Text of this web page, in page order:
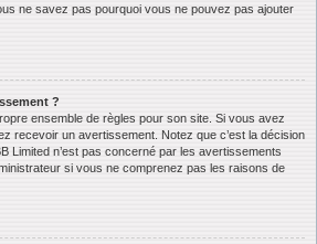
ne savez pas pourquoi vous ne pouvez pas ajouter
?
ensemble de règles pour son site. Si vous avez
recevoir un avertissement. Notez que c’est la décision
Limited n’est pas concerné par les avertissements
si vous ne comprenez pas les raisons de